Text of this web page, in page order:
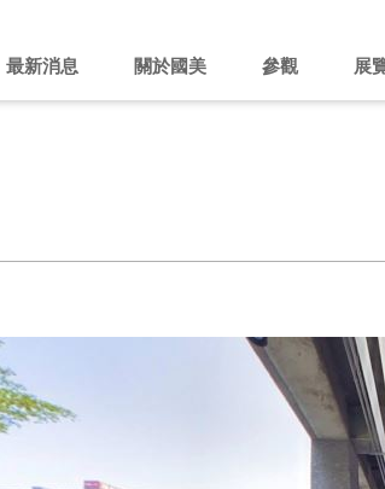
最新消息 關於國美 參觀 展